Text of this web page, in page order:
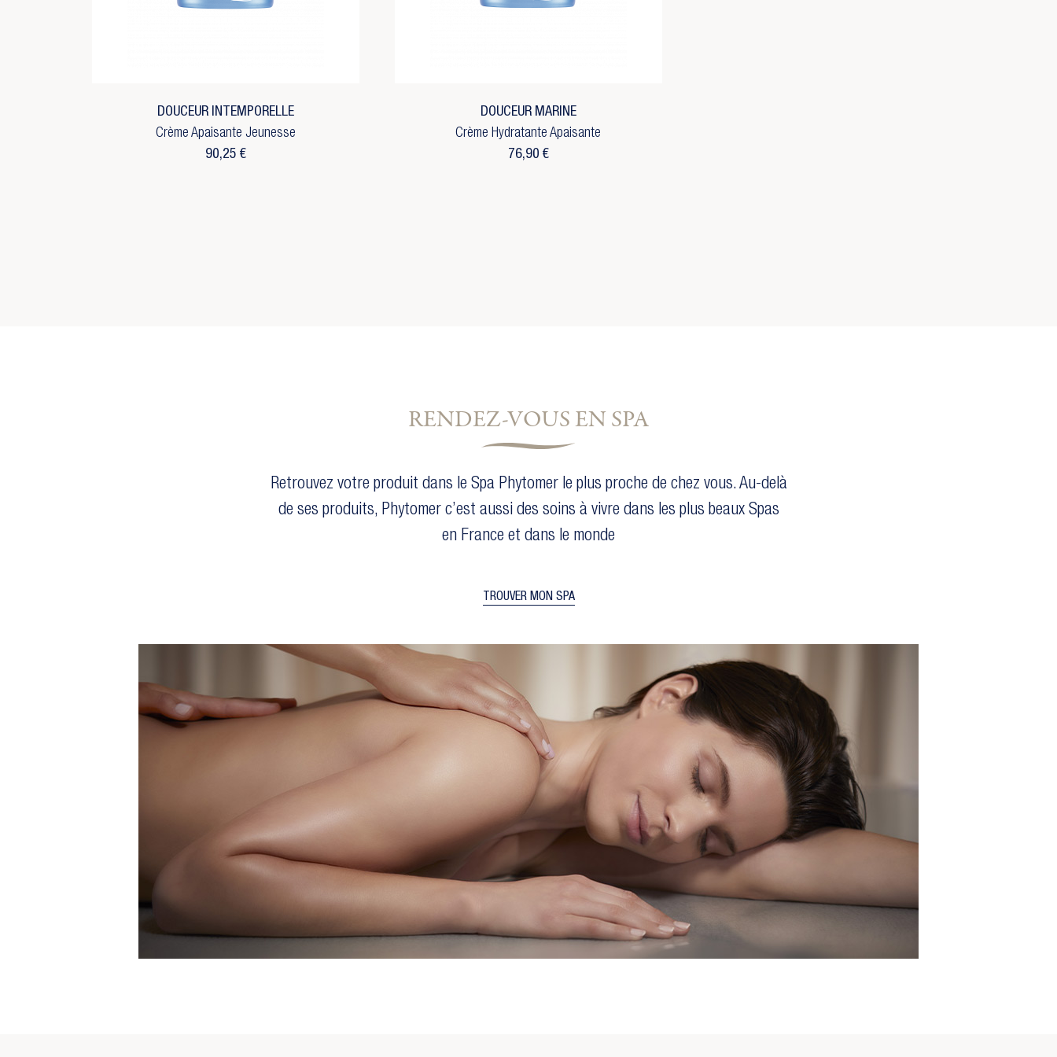
DOUCEUR INTEMPORELLE
Crème Apaisante Jeunesse
90,25 €
DOUCEUR MARINE
Crème Hydratante Apaisante
76,90 €
RENDEZ-VOUS EN SPA
Retrouvez votre produit dans le Spa Phytomer le plus proche de chez vous. Au-delà
de ses produits, Phytomer c’est aussi des soins à vivre dans les plus beaux Spas
en France et dans le monde
TROUVER MON SPA